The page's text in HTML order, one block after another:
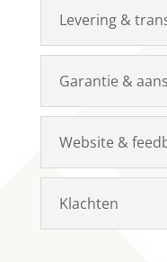
Levering &
Garantie &
Website &
Klachten